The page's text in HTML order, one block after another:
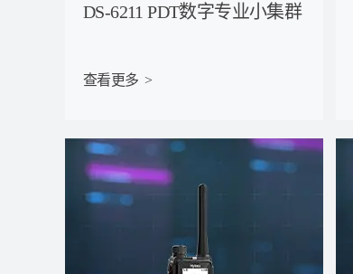
DS-6211 PDT数字专业小集群
查看更多  >